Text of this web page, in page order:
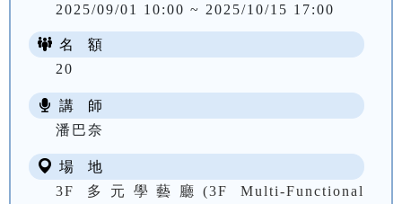
2025/09/01 10:00 ~ 2025/10/15 17:00
名 額
20
講 師
潘巴奈
場 地
3F 多元學藝廳(3F Multi-Functional